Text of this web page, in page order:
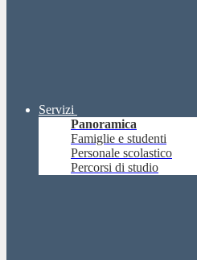
Servizi
Panoramica
Famiglie e studenti
Personale scolastico
Percorsi di studio